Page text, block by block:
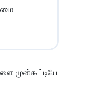
முன்கூட்டியே